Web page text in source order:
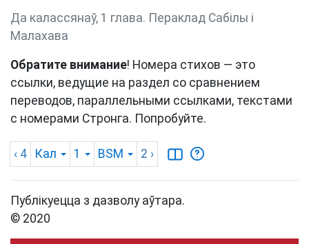
Да калассянаў, 1 глава. Пераклад Сабілы і
Малахава
Обратите внимание! Номера стихов — это
ссылки, ведущие на раздел со сравнением
переводов, параллельными ссылками, текстами
с номерами Стронга. Попробуйте.
‹ 4 Кал 1 BSM 2 ›
Публікуецца з дазволу аўтара.
© 2020